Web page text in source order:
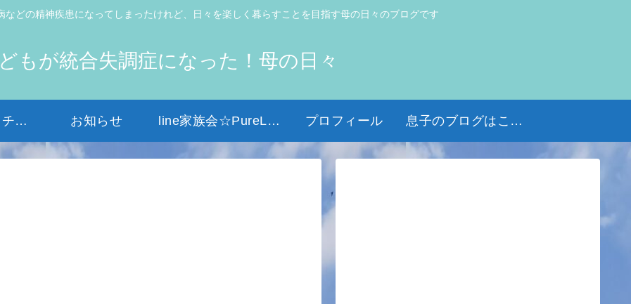
などの精神疾患になってしまったけれど、日々を楽しく暮らすことを目指す母の日々のブログです
もが統合失調症になった！母の日々
初めての方はコチラから お知らせ line家族会☆PureLight☆ プロフィール 息子のブログはこちら